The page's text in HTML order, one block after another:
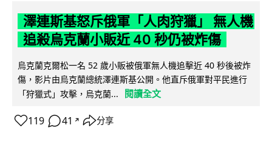
澤連斯基怒斥俄軍「人肉狩獵」 無人機
追殺烏克蘭小販近 40 秒仍被炸傷
烏克蘭克爾松一名 52 歲小販被俄軍無人機追擊近 40 秒後被炸
傷，影片由烏克蘭總統澤連斯基公開。他直斥俄軍對平民進行
「狩獵式」攻擊，烏克蘭...
閱讀全文
119 41 ↗ 分享